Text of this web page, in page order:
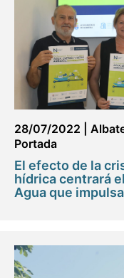
28/07/2022
Portada
El efecto de la
hídrica centrará
Agua que